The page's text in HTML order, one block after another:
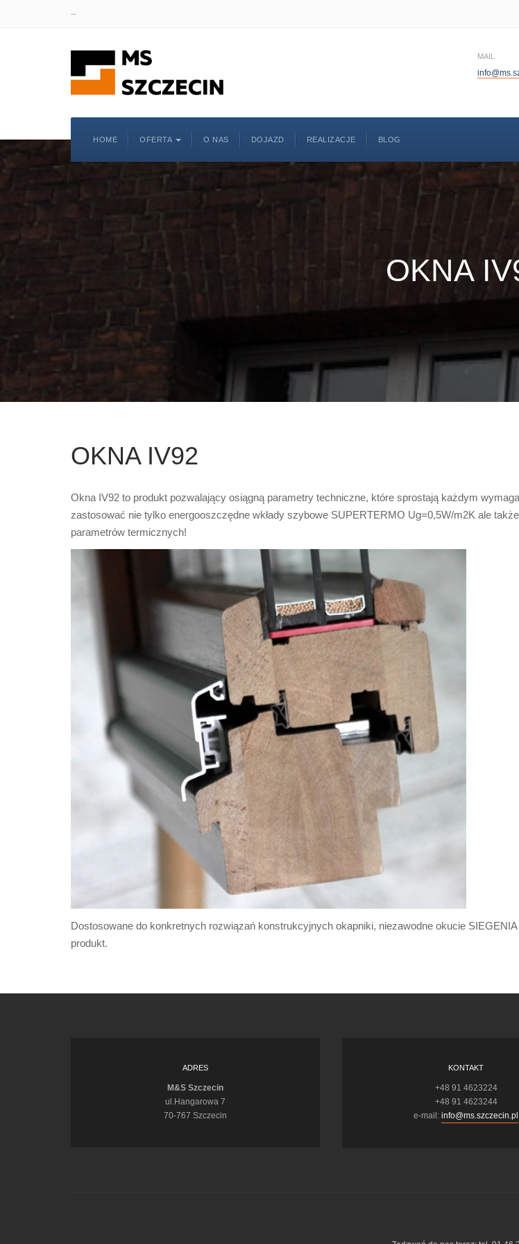
--
MAIL
HOME OFERTA O NAS DOJAZD REALIZACJE BLOG
OKNA
OKNA IV92
Okna IV92 to produkt pozwalający osiągną parametry techniczne, które sprostają każdym
zastosować nie tylko energooszczędne wkłady szybowe SUPERTERMO Ug=0,5W/m2K ale
parametrów termicznych!
Dostosowane do konkretnych rozwiązań konstrukcyjnych okapniki, niezawodne okucie
produkt.
ADRES
M&S Szczecin
ul.Hangarowa 7
70-767 Szczecin
KONTAKT
+48 91 4623224
+48 91 4623244
e-mail:info@ms.szczecin.pl